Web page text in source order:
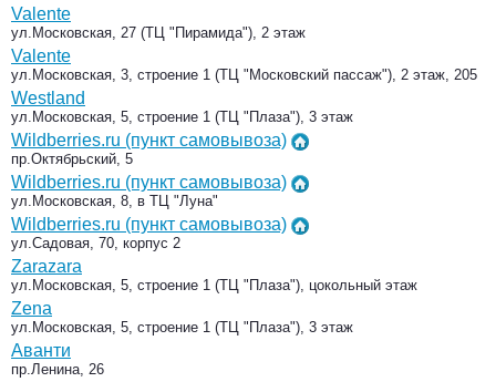
Valente
ул.Московская, 27 (ТЦ "Пирамида"), 2 этаж
Valente
ул.Московская, 3, строение 1 (ТЦ "Московский пассаж"), 2 этаж, 205
Westland
ул.Московская, 5, строение 1 (ТЦ "Плаза"), 3 этаж
Wildberries.ru (пункт самовывоза)
пр.Октябрьский, 5
Wildberries.ru (пункт самовывоза)
ул.Московская, 8, в ТЦ "Луна"
Wildberries.ru (пункт самовывоза)
ул.Садовая, 70, корпус 2
Zarazara
ул.Московская, 5, строение 1 (ТЦ "Плаза"), цокольный этаж
Zena
ул.Московская, 5, строение 1 (ТЦ "Плаза"), 3 этаж
Аванти
пр.Ленина, 26